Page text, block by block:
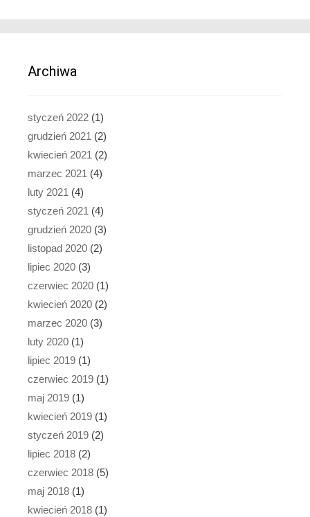
Archiwa
styczeń 2022 (1)
grudzień 2021 (2)
kwiecień 2021 (2)
marzec 2021 (4)
luty 2021 (4)
styczeń 2021 (4)
grudzień 2020 (3)
listopad 2020 (2)
lipiec 2020 (3)
czerwiec 2020 (1)
kwiecień 2020 (2)
marzec 2020 (3)
luty 2020 (1)
lipiec 2019 (1)
czerwiec 2019 (1)
maj 2019 (1)
kwiecień 2019 (1)
styczeń 2019 (2)
lipiec 2018 (2)
czerwiec 2018 (5)
maj 2018 (1)
kwiecień 2018 (1)